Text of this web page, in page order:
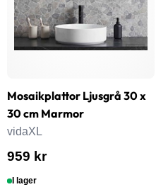
Mosaikplattor Ljusgrå 30 x
30 cm Marmor
vidaXL
959 kr
I lager